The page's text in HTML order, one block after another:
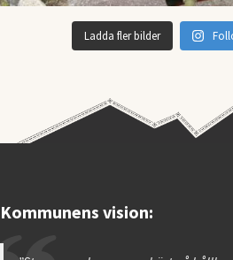
Ladda fler bilder
Kommunens vision: